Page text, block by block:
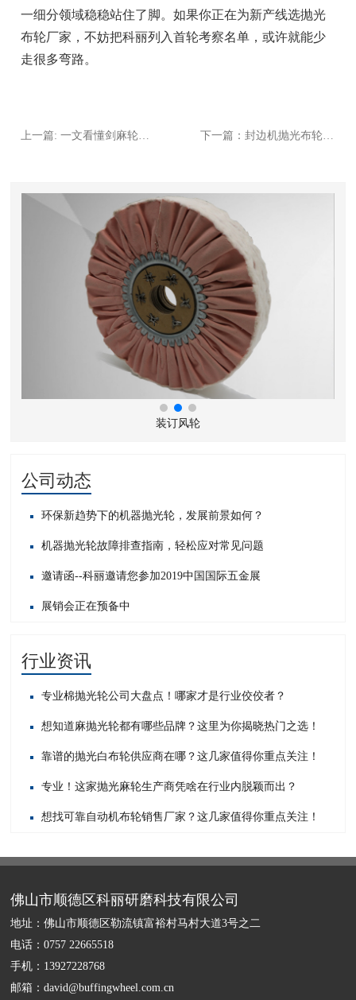
一细分领域稳稳站住了脚。如果你正在为新产线选抛光
布轮厂家，不妨把科丽列入首轮考察名单，或许就能少
走很多弯路。
装订风轮
公司动态
环保新趋势下的机器抛光轮，发展前景如何？
机器抛光轮故障排查指南，轻松应对常见问题​
邀请函--科丽邀请您参加2019中国国际五金展
展销会正在预备中
行业资讯
专业棉抛光轮公司大盘点！哪家才是行业佼佼者？
想知道麻抛光轮都有哪些品牌？这里为你揭晓热门之选！
靠谱的抛光白布轮供应商在哪？这几家值得你重点关注！
专业！这家抛光麻轮生产商凭啥在行业内脱颖而出？
想找可靠自动机布轮销售厂家？这几家值得你重点关注！
佛山市顺德区科丽研磨科技有限公司
地址：佛山市顺德区勒流镇富裕村马村大道3号之二
电话：0757 22665518
手机：13927228768
邮箱：david@buffingwheel.com.cn